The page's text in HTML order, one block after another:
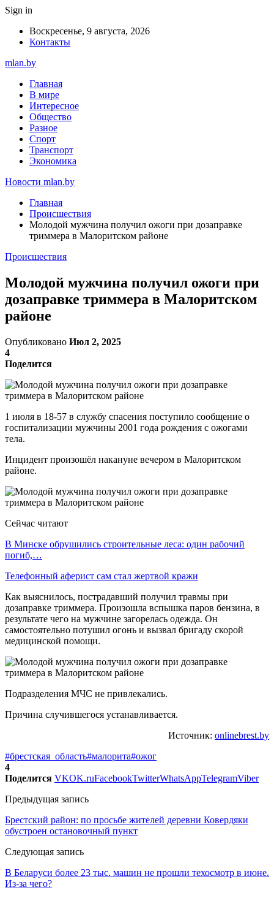
Sign in
Воскресенье, 9 августа, 2026
Контакты
mlan.by
Главная
В мире
Интересное
Общество
Разное
Спорт
Транспорт
Экономика
Новости mlan.by
Главная
Происшествия
Молодой мужчина получил ожоги при дозаправке
триммера в Малоритском районе
Происшествия
Молодой мужчина получил ожоги при
дозаправке триммера в Малоритском
районе
Опубликовано Июл 2, 2025
4
Поделится
1 июля в 18-57 в службу спасения поступило сообщение о
госпитализации мужчины 2001 года рождения с ожогами
тела.
Инцидент произошёл накануне вечером в Малоритском
районе.
Сейчас читают
В Минске обрушились строительные леса: один рабочий
погиб,…
Телефонный аферист сам стал жертвой кражи
Как выяснилось, пострадавший получил травмы при
дозаправке триммера. Произошла вспышка паров бензина, в
результате чего на мужчине загорелась одежда. Он
самостоятельно потушил огонь и вызвал бригаду скорой
медицинской помощи.
Подразделения МЧС не привлекались.
Причина случившегося устанавливается.
Источник: onlinebrest.by
#брестская_область#малорита#ожог
4
Поделится VKOK.ruFacebookTwitterWhatsAppTelegramViber
Предыдущая запись
Брестский район: по просьбе жителей деревни Ковердяки
обустроен остановочный пункт
Следующая запись
В Беларуси более 23 тыс. машин не прошли техосмотр в июне.
Из-за чего?